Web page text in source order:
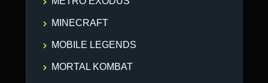
MINECRAFT
MOBILE LEGENDS
MORTAL KOMBAT